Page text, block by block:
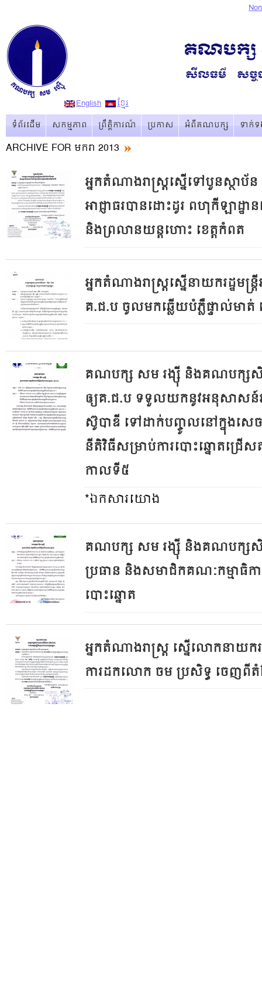
English
ខ្មែរ
ទំព័រដើម
សកម្មភាព ព្រឹត្ដិការណ៏ ប្រកាស អំពីគណបក្ស ទាក់
ARCHIVE FOR មករា 2013
អ្នកតំណាងរាស្រ្តស្នើទៅបួនស្ថាប័
អាជ្ញាធរបានដោះដូរ ពហុកីឡាដ្ឋា
និងព្រលានយន្តហោះ​ ខេត្តកំពត
អ្នកតំណាងរាស្ត្រស្នើនាយករដ្ឋមន្
គ.ជ.ប ចូលមកឆ្លើយ​​បំភ្លឺផ្ទាល់មាត់
គណបក្ស សម រង្ស៊ី និងគណបក្ស
ឲ្យគ.ជ.ប ទទួលយកនូវ​​អនុសាស
ស៊ូបាឌី ទៅដាក់បញ្ចូលនៅក្នុងសេច
នីតិវិធីសម្រាប់ការបោះឆ្នោត​ជ្រើ
កាលទី៥
*ឯកសារយោង
គណបក្ស សម រង្ស៊ី និងគណបក្សសិ
ប្រធាន និងសមាជិកគណៈកម្មាធិកា
បោះឆ្នោត
អ្នកតំណាងរាស្រ្ត ស្នើលោកនាយករ
ការដកលោក ចម ប្រសិទ្ធ ចេញ